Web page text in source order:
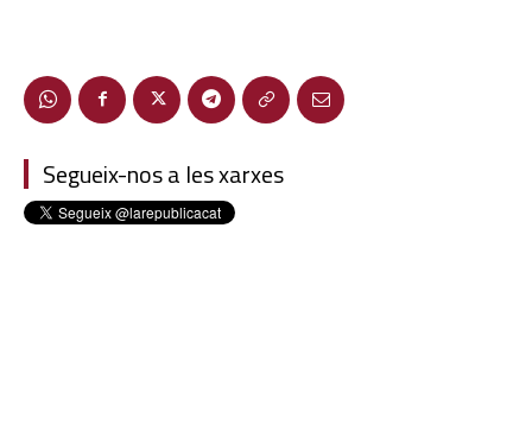
Segueix-nos a les xarxes